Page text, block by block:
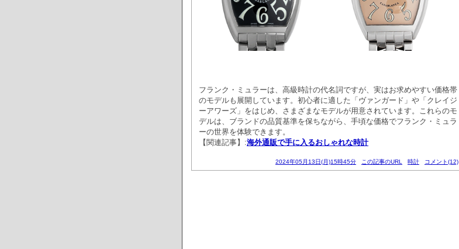
フランク・ミュラーは、高級時計の代名詞ですが、実はお求めやすい価格帯
のモデルも展開しています。初心者に適した「ヴァンガード」や「クレイジ
ーアワーズ」をはじめ、さまざまなモデルが用意されています。これらのモ
デルは、ブランドの品質基準を保ちながら、手頃な価格でフランク・ミュラ
ーの世界を体験できます。
【関連記事】:海外通販で手に入るおしゃれな時計
2024年05月13日(月)15時45分 この記事のURL 時計 コメント(12)